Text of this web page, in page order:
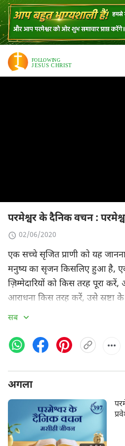
परमेश्वर के दैनिक वचन :
02/06/2020
एक सच्‍चे सृजित प्राणी को यह जानना
मनुष्‍य का सृजन किसलिए हुआ है,
ज़िम्‍मेदारियों को किस तरह पूरा
आराधना किस तरह करें, उसे स्रष्टा
अपेक्षाओं को समझना, बूझना और
—परमेश्‍वर का भय मानो और बुराई से
"परमेश्‍वर का भय मानने" का अर्थ
होता, न ही इसका अर्थ टाल-मटोल
करना या अंधविश्‍वास होता है। वरन्
सब
अगला